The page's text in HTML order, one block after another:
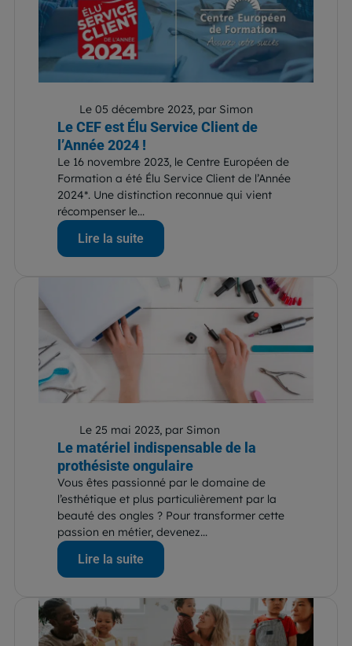
Le 05 décembre 2023, par Simon
Le CEF est Élu Service Client de
l’Année 2024 !
Le 16 novembre 2023, le Centre Européen de
Formation a été Élu Service Client de l’Année
2024*. Une distinction reconnue qui vient
récompenser le...
Lire la suite
Le 25 mai 2023, par Simon
Le matériel indispensable de la
prothésiste ongulaire
Vous êtes passionné par le domaine de
l’esthétique et plus particulièrement par la
beauté des ongles ? Pour transformer cette
passion en métier, devenez...
Lire la suite